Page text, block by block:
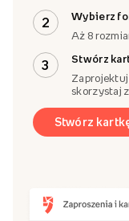
2
Wybierz
Aż 8
3
Stwórz
Zaprojektuj
skorzystaj
Stwórz